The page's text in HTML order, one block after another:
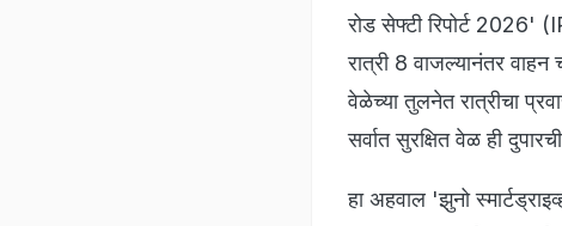
रोड सेफ्टी रिपोर्ट 2026'
रात्री 8 वाजल्यानंतर
वेळेच्या तुलनेत रात्रीचा
सर्वात सुरक्षित वेळ ही
हा अहवाल 'झुनो